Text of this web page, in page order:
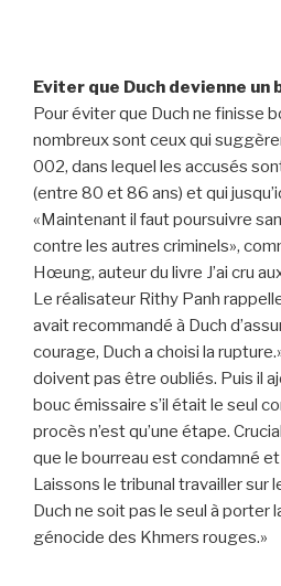
Eviter que Duch devienne un
Pour éviter que Duch ne finisse
nombreux sont ceux qui
002, dans lequel les accusés
(entre 80 et 86 ans) et qui
«Maintenant il faut poursuivre
contre les autres criminels»,
Hœung, auteur du livre J’ai cru
Le réalisateur Rithy Panh
avait recommandé à Duch
courage, Duch a choisi la
doivent pas être oubliés. Puis il
bouc émissaire s’il était le seul
procès n’est qu’une étape.
que le bourreau est condamné
Laissons le tribunal travailler sur
Duch ne soit pas le seul à porter
génocide des Khmers rouges.»